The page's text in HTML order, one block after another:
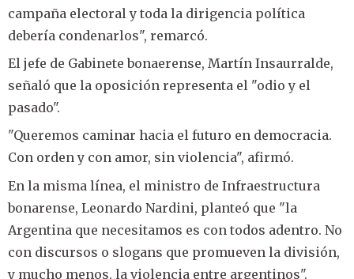
campaña electoral y toda la dirigencia política
debería condenarlos", remarcó.
El jefe de Gabinete bonaerense, Martín Insaurralde,
señaló que la oposición representa el "odio y el
pasado".
"Queremos caminar hacia el futuro en democracia.
Con orden y con amor, sin violencia", afirmó.
En la misma línea, el ministro de Infraestructura
bonarense, Leonardo Nardini, planteó que "la
Argentina que necesitamos es con todos adentro. No
con discursos o slogans que promueven la división,
y mucho menos, la violencia entre argentinos".